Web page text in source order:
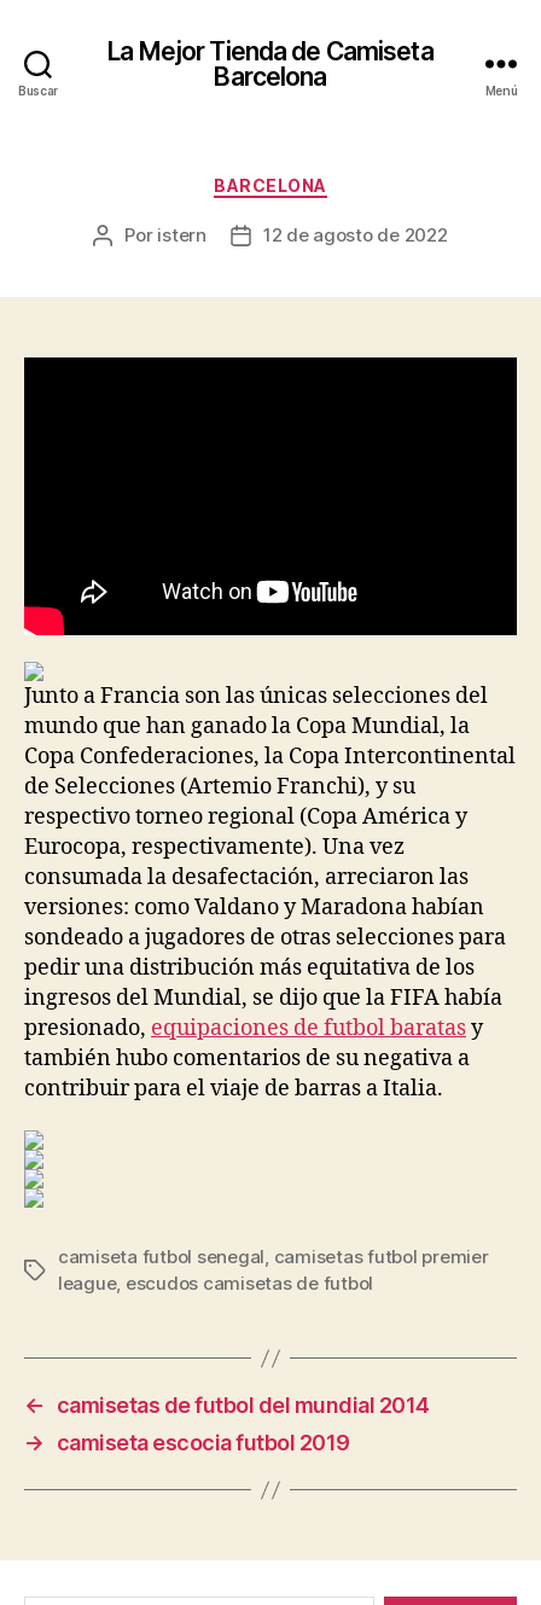
Buscar
La Mejor Tienda de Camiseta
Barcelona
Menú
Categorías
BARCELONA
Autor
Por istern
Fecha12 de agosto de 2022
Junto a Francia son las únicas selecciones del
mundo que han ganado la Copa Mundial, la
Copa Confederaciones, la Copa Intercontinental
de Selecciones (Artemio Franchi), y su
respectivo torneo regional (Copa América y
Eurocopa, respectivamente). Una vez
consumada la desafectación, arreciaron las
versiones: como Valdano y Maradona habían
sondeado a jugadores de otras selecciones para
pedir una distribución más equitativa de los
ingresos del Mundial, se dijo que la FIFA había
presionado, equipaciones de futbol baratasy
también hubo comentarios de su negativa a
contribuir para el viaje de barras a Italia.
Etiquetas
camiseta futbol senegal, camisetas futbol premier
league, escudos camisetas de futbol
←
camisetas de futbol del mundial 2014
→
camiseta escocia futbol 2019